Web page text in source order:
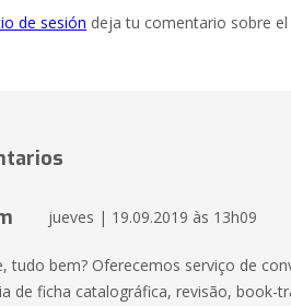
de sesión deja tu comentario sobre el
jueves | 19.09.2019 às 13h09
tudo bem? Oferecemos serviço de
de ficha catalográfica, revisão, book-